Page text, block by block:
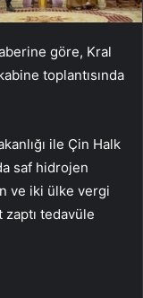
göre, Kral
toplantısında
ile Çin Halk
saf hidrojen
ve iki ülke vergi
tedavüle